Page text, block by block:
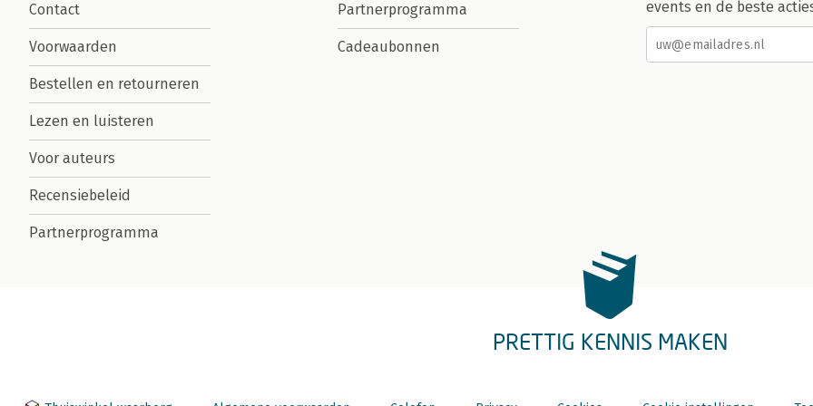
Contact
Voorwaarden
Bestellen en retourneren
Lezen en luisteren
Voor auteurs
Recensiebeleid
Partnerprogramma
Partnerprogramma
Cadeaubonnen
events en de beste
PRETTIG KENNIS MAKEN